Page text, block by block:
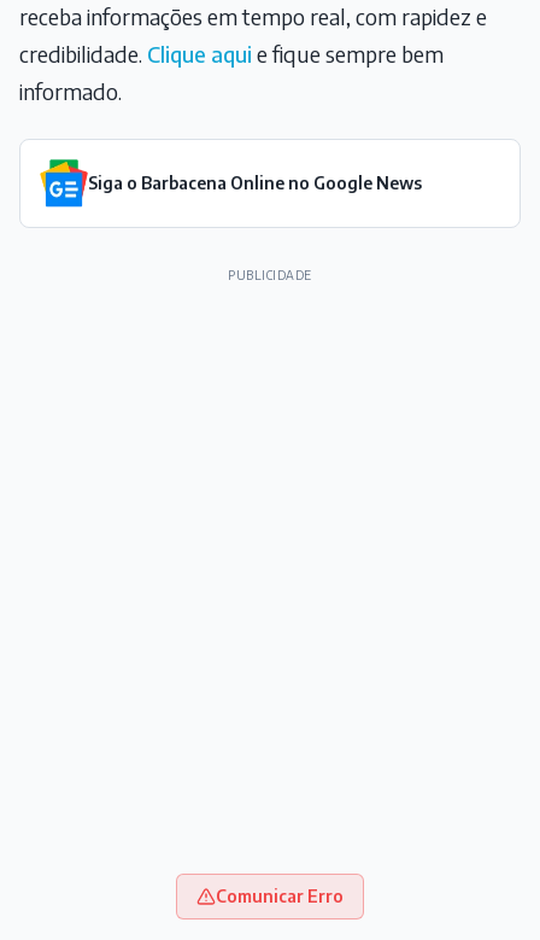
receba informações em tempo real, com rapidez e
credibilidade. Clique aqui e fique sempre bem
informado.
Siga o Barbacena Online no Google News
PUBLICIDADE
Comunicar Erro